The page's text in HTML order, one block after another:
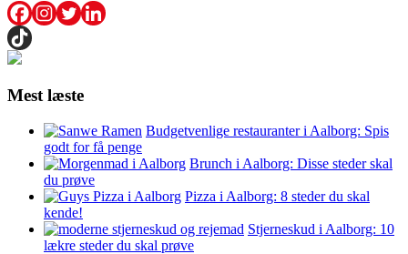
Mest læste
Budgetvenlige restauranter i Aalborg: Spis
godt for få penge
Brunch i Aalborg: Disse steder skal
du prøve
Pizza i Aalborg: 8 steder du skal
kende!
Stjerneskud i Aalborg: 10
lækre steder du skal prøve